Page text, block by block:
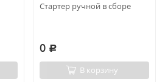
Стартер ручной в сборе
0 Р
В корзину